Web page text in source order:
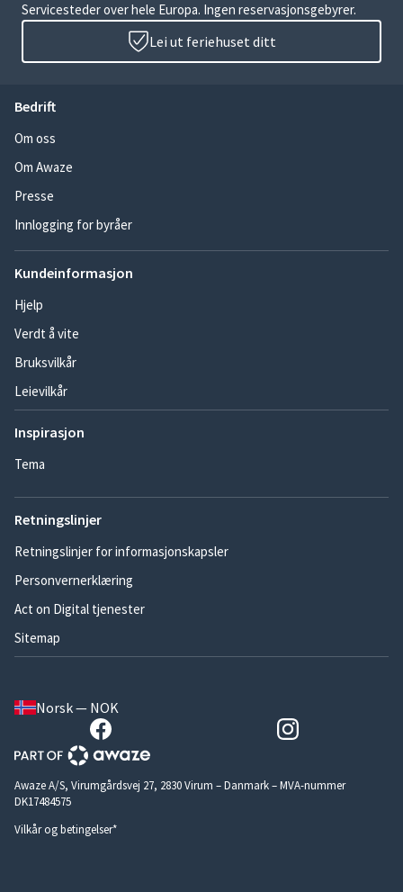
Servicesteder over hele Europa. Ingen reservasjonsgebyrer.
Lei ut feriehuset ditt
Bedrift
Om oss
Om Awaze
Presse
Innlogging for byråer
Kundeinformasjon
Hjelp
Verdt å vite
Bruksvilkår
Leievilkår
Inspirasjon
Tema
Retningslinjer
Retningslinjer for informasjonskapsler
Personvernerklæring
Act on Digital tjenester
Sitemap
Norsk — NOK
Awaze A/S, Virumgårdsvej 27, 2830 Virum – Danmark – MVA-nummer
DK17484575
Vilkår og betingelser*